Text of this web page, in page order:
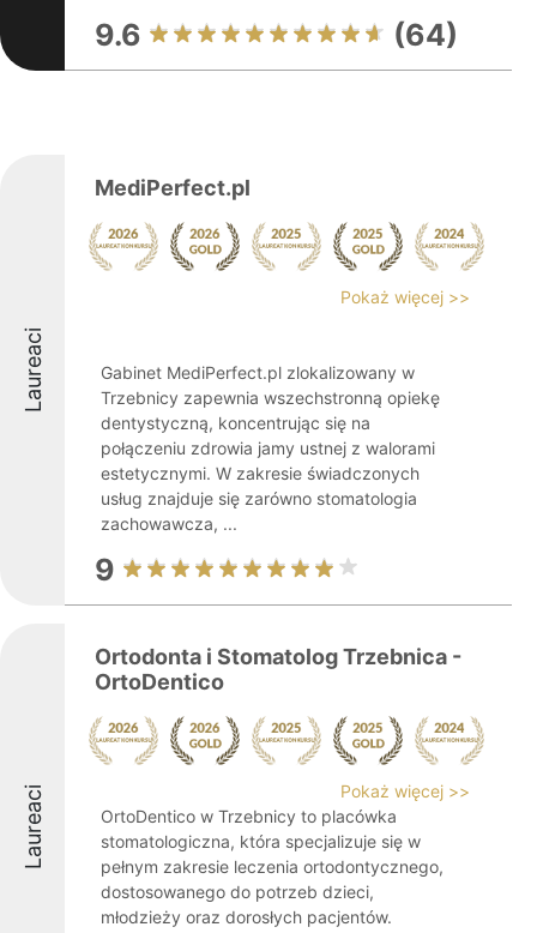
9.6 (64)
Laureaci
MediPerfect.pl
Pokaż więcej >>
Gabinet MediPerfect.pl zlokalizowany w
Trzebnicy zapewnia wszechstronną opiekę
dentystyczną, koncentrując się na
połączeniu zdrowia jamy ustnej z walorami
estetycznymi. W zakresie świadczonych
usług znajduje się zarówno stomatologia
zachowawcza, ...
9
Laureaci
Ortodonta i Stomatolog Trzebnica -
OrtoDentico
Pokaż więcej >>
OrtoDentico w Trzebnicy to placówka
stomatologiczna, która specjalizuje się w
pełnym zakresie leczenia ortodontycznego,
dostosowanego do potrzeb dzieci,
młodzieży oraz dorosłych pacjentów.